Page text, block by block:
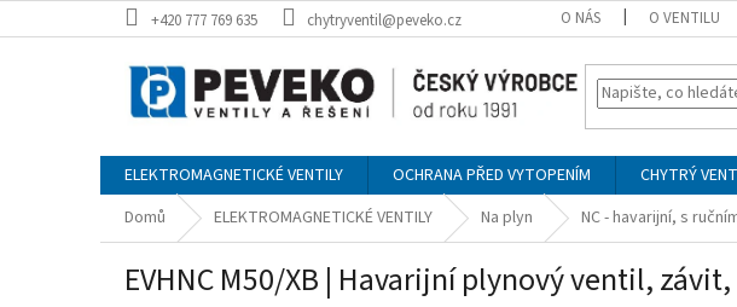
na
+420 777 769 635 chytryventil@peveko.cz O NÁS O VENTILU
ELEKTROMAGNETICKÉ VENTILY OCHRANA PŘED VYTOPENÍM CHYTRÝ
Domů
ELEKTROMAGNETICKÉ VENTILY Na plyn NC - havarijní, s
EVHNC M50/XB | Havarijní plynový ventil,